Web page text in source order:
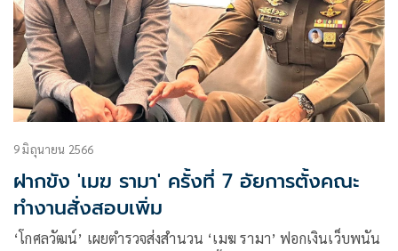
9 มิถุนายน 2566
ฝากขัง 'เมฆ รามา' ครั้งที่ 7 อัยการตั้งคณะ
ทำงานสั่งสอบเพิ่ม
‘โกศลวัฒน์’ เผยตำรวจส่งสำนวน ‘เมฆ รามา’ ฟอกเงินเว็บพนัน